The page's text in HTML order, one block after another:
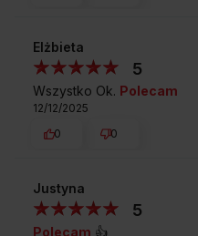
Elżbieta
5
Wszystko Ok. Polecam
12/12/2025
0
0
Justyna
5
Polecam 👍️